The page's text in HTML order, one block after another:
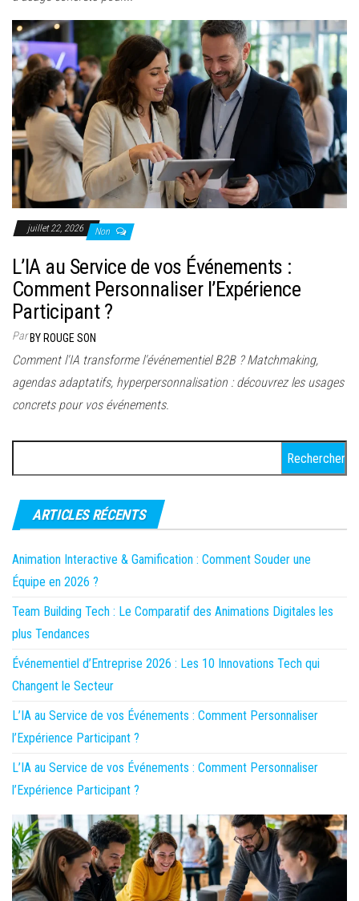
juillet 22, 2026 Non
L’IA au Service de vos Événements :
Comment Personnaliser l’Expérience
Participant ?
ParBY ROUGE SON
Comment l'IA transforme l'événementiel B2B ? Matchmaking,
agendas adaptatifs, hyperpersonnalisation : découvrez les usages
concrets pour vos événements.
ARTICLES RÉCENTS
Animation Interactive & Gamification : Comment Souder une
Équipe en 2026 ?
Team Building Tech : Le Comparatif des Animations Digitales les
plus Tendances
Événementiel d’Entreprise 2026 : Les 10 Innovations Tech qui
Changent le Secteur
L’IA au Service de vos Événements : Comment Personnaliser
l’Expérience Participant ?
L’IA au Service de vos Événements : Comment Personnaliser
l’Expérience Participant ?